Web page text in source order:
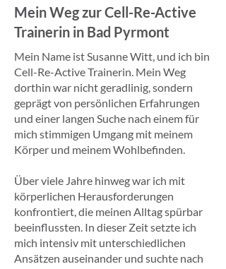
Mein Weg zur Cell-Re-Active
Trainerin in Bad Pyrmont
Mein Name ist Susanne Witt, und ich bin
Cell-Re-Active Trainerin. Mein Weg
dorthin war nicht geradlinig, sondern
geprägt von persönlichen Erfahrungen
und einer langen Suche nach einem für
mich stimmigen Umgang mit meinem
Körper und meinem Wohlbefinden.
Über viele Jahre hinweg war ich mit
körperlichen Herausforderungen
konfrontiert, die meinen Alltag spürbar
beeinflussten. In dieser Zeit setzte ich
mich intensiv mit unterschiedlichen
Ansätzen auseinander und suchte nach